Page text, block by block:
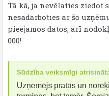
Tā kā, ja nevēlaties ziedot
nesadarboties ar šo
pieejamos datos, arī
000!
Sūdzība veiksmīgi
Uzņēmējs pratās un